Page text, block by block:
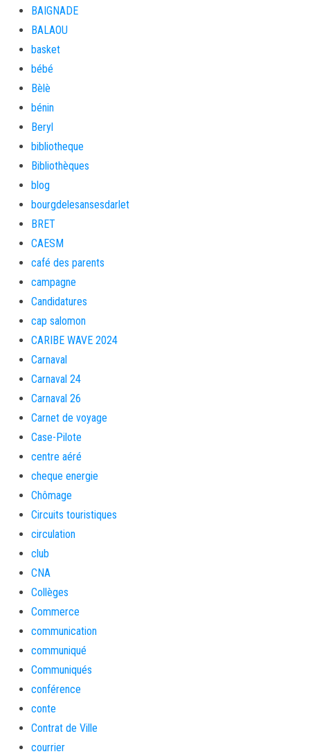
BAIGNADE
BALAOU
basket
bébé
Bèlè
bénin
Beryl
bibliotheque
Bibliothèques
blog
bourgdelesansesdarlet
BRET
CAESM
café des parents
campagne
Candidatures
cap salomon
CARIBE WAVE 2024
Carnaval
Carnaval 24
Carnaval 26
Carnet de voyage
Case-Pilote
centre aéré
cheque energie
Chômage
Circuits touristiques
circulation
club
CNA
Collèges
Commerce
communication
communiqué
Communiqués
conférence
conte
Contrat de Ville
courrier